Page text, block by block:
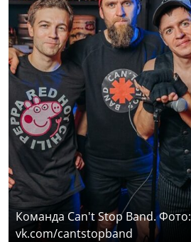
Команда Can't Stop Band. Фото:
vk.com/cantstopband